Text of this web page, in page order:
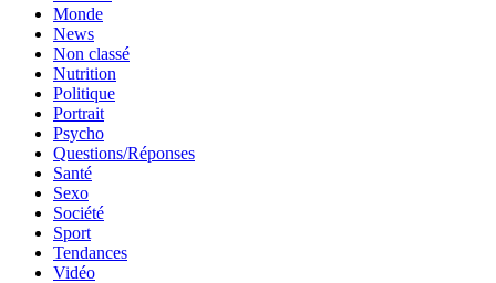
Monde
News
Non classé
Nutrition
Politique
Portrait
Psycho
Questions/Réponses
Santé
Sexo
Société
Sport
Tendances
Vidéo